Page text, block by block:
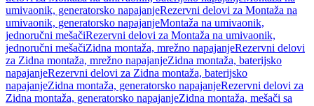
umivaonik, generatorsko napajanjeRezervni delovi za Montaža na
umivaonik, generatorsko napajanjeMontaža na umivaonik,
jednoručni mešačiRezervni delovi za Montaža na umivaonik,
jednoručni mešačiZidna montaža, mrežno napajanjeRezervni delovi
za Zidna montaža, mrežno napajanjeZidna montaža, baterijsko
napajanjeRezervni delovi za Zidna montaža, baterijsko
napajanjeZidna montaža, generatorsko napajanjeRezervni delovi za
Zidna montaža, generatorsko napajanjeZidna montaža, mešači sa